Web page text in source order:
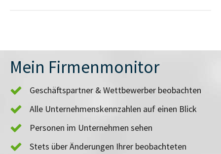
Mein Firmenmonitor
Geschäftspartner & Wettbewerber beobachten
Alle Unternehmenskennzahlen auf einen Blick
Personen im Unternehmen sehen
Stets über Änderungen Ihrer beobachteten